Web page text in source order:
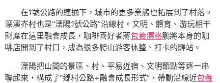
在1號公路的連通下，城市的更多業態也拓展到了村落。
深溪岕村也是“溧陽1號公路”沿線村。文明、體育、游玩相干
財產在這里融會成長，咖啡喜好者蔣包養價格鵬將本身的咖
啡店開到了村口，成為很多爬山游客休整、打卡的驛站。
溧陽把山間的景區、村、平易近宿、文明節點等逐一串
聯起來，構成了“鄉村公路+融會成長形式”，帶動沿線近包養